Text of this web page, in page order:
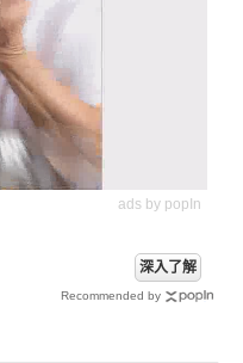
ads by popIn
深入了解
Recommended by